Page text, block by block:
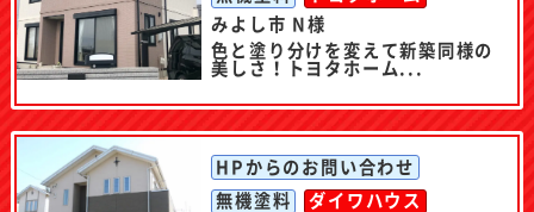
みよし市 N様
色と塗り分けを変えて新築同様の
美しさ！トヨタホーム...
HPからのお問い合わせ
無機塗料
ダイワハウス